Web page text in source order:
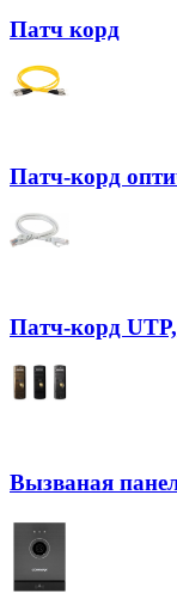
Патч корд
Патч-корд
Патч-корд
Вызваная